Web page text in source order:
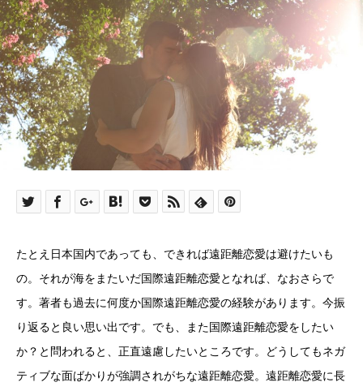
たとえ日本国内であっても、できれば遠距離恋愛は避けたいも
の。それが海をまたいだ国際遠距離恋愛となれば、なおさらで
す。著者も過去に何度か国際遠距離恋愛の経験があります。今振
り返ると良い思い出です。でも、また国際遠距離恋愛をしたい
か？と問われると、正直遠慮したいところです。どうしてもネガ
ティブな面ばかりが強調されがちな遠距離恋愛。遠距離恋愛に長